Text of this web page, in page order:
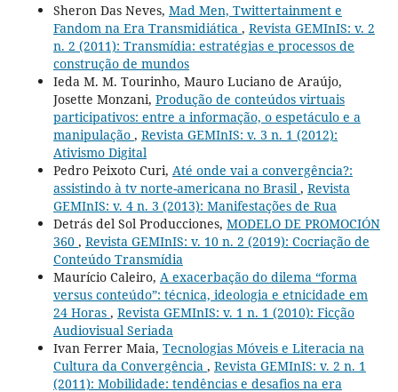
Sheron Das Neves, Mad Men, Twittertainment e
Fandom na Era Transmidiática , Revista GEMInIS: v. 2
n. 2 (2011): Transmídia: estratégias e processos de
construção de mundos
Ieda M. M. Tourinho, Mauro Luciano de Araújo,
Josette Monzani, Produção de conteúdos virtuais
participativos: entre a informação, o espetáculo e a
manipulação , Revista GEMInIS: v. 3 n. 1 (2012):
Ativismo Digital
Pedro Peixoto Curi, Até onde vai a convergência?:
assistindo à tv norte-americana no Brasil , Revista
GEMInIS: v. 4 n. 3 (2013): Manifestações de Rua
Detrás del Sol Producciones, MODELO DE PROMOCIÓN
360 , Revista GEMInIS: v. 10 n. 2 (2019): Cocriação de
Conteúdo Transmídia
Maurício Caleiro, A exacerbação do dilema “forma
versus conteúdo”: técnica, ideologia e etnicidade em
24 Horas , Revista GEMInIS: v. 1 n. 1 (2010): Ficção
Audiovisual Seriada
Ivan Ferrer Maia, Tecnologias Móveis e Literacia na
Cultura da Convergência , Revista GEMInIS: v. 2 n. 1
(2011): Mobilidade: tendências e desafios na era